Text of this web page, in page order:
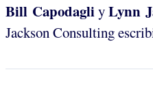
Bill CapodagliyLynn
Jackson Consulting